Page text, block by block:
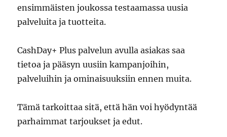
ensimmäisten joukossa testaamassa uusia
palveluita ja tuotteita.
CashDay+ Plus palvelun avulla asiakas saa
tietoa ja pääsyn uusiin kampanjoihin,
palveluihin ja ominaisuuksiin ennen muita.
Tämä tarkoittaa sitä, että hän voi hyödyntää
parhaimmat tarjoukset ja edut.